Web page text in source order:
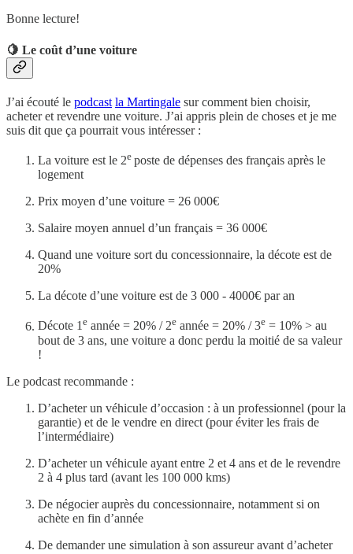
Bonne lecture!
🍋 Le coût d’une voiture
J’ai écouté le podcast la Martingale sur comment bien choisir,
acheter et revendre une voiture. J’ai appris plein de choses et je me
suis dit que ça pourrait vous intéresser :
La voiture est le 2e poste de dépenses des français après le
logement
Prix moyen d’une voiture = 26 000€
Salaire moyen annuel d’un français = 36 000€
Quand une voiture sort du concessionnaire, la décote est de
20%
La décote d’une voiture est de 3 000 - 4000€ par an
Décote 1e année = 20% / 2e année = 20% / 3e = 10% > au
bout de 3 ans, une voiture a donc perdu la moitié de sa valeur
!
Le podcast recommande :
D’acheter un véhicule d’occasion : à un professionnel (pour la
garantie) et de le vendre en direct (pour éviter les frais de
l’intermédiaire)
D’acheter un véhicule ayant entre 2 et 4 ans et de le revendre
2 à 4 plus tard (avant les 100 000 kms)
De négocier auprès du concessionnaire, notamment si on
achète en fin d’année
De demander une simulation à son assureur avant d’acheter